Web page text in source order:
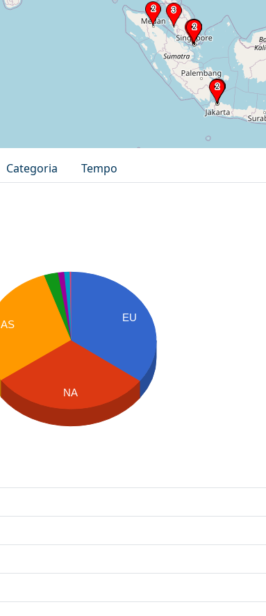
Categoria
Tempo
EU
AS
NA